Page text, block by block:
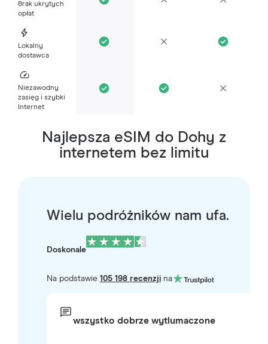
Brak ukrytych
opłat
Lokalny
dostawca
Niezawodny
zasięg i szybki
Internet
Najlepsza eSIM do Dohy z
internetem bez limitu
Wielu podróżników nam ufa.
Doskonale
Na podstawie 105 198 recenzjina
wszystko dobrze wytlumaczone